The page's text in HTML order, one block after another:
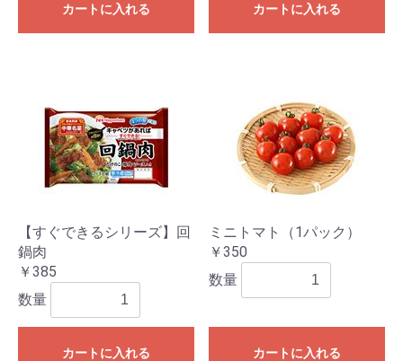
カートに入れる カートに入れる
【すぐできるシリーズ】回
鍋肉
￥385
数量
カートに入れる
ミニトマト（1パック）
￥350
数量
カートに入れる